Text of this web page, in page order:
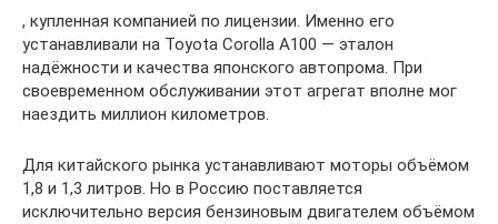
, купленная компанией по лицензии. Именно его
устанавливали на Toyota Corolla A100 — эталон
надёжности и качества японского автопрома. При
своевременном обслуживании этот агрегат вполне мог
наездить миллион километров.
Для китайского рынка устанавливают моторы объёмом
1,8 и 1,3 литров. Но в Россию поставляется
исключительно версия бензиновым двигателем объёмом